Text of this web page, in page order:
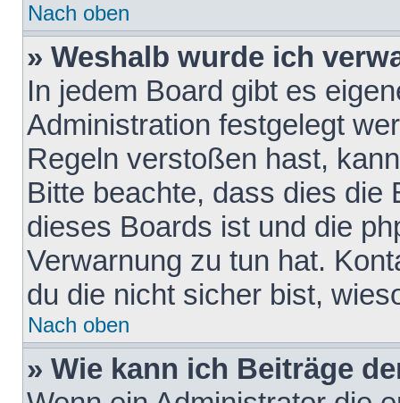
Nach oben
» Weshalb wurde ich
In jedem Board gibt es
Administration festgelegt
Regeln verstoßen hast,
Bitte beachte, dass dies die
dieses Boards ist und die
Verwarnung zu tun hat.
du die nicht sicher bist,
Nach oben
» Wie kann ich Beiträge